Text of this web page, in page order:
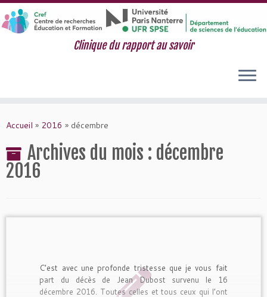
au
Clinique du rapport au savoir
Accueil » 2016 » décembre
Archives du mois : décembre
2016
C’est avec une profonde tristesse que je vous fait
part du décès de Jean Dubost survenu le 16
décembre 2016. Toutes celles et tous ceux qui l’ont